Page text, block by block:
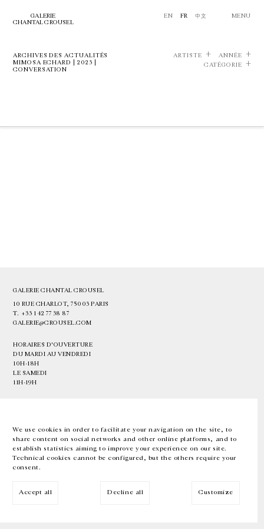
We use cookies in order to facilitate your navigation on the site, to
share content on social networks and other online platforms, and to
establish statistics aiming to improve your experience on our site.
Technical cookies cannot be configured, but the others require your
consent.
Accept all Decline all Customize
GALERIE
CHANTAL CROUSEL
EN FR 中文 MENU
ARCHIVES DES ACTUALITÉS
MIMOSA ECHARD | 2023 |
CONVERSATION
ARTISTE
ANNÉE
CATÉGORIE
GALERIE CHANTAL CROUSEL
10 RUE CHARLOT, 75003 PARIS
T. +33 1 42 77 38 87
GALERIE@CROUSEL.COM
HORAIRES D'OUVERTURE
DU MARDI AU VENDREDI
10H-18H
LE SAMEDI
11H-19H
EN FR 中文 Facebook Instagram
Inscrivez-vous à notre newsletter